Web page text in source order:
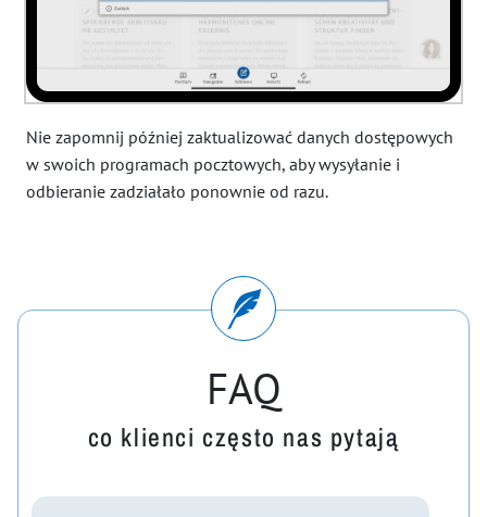
Nie zapomnij później zaktualizować danych dostępowych
w swoich programach pocztowych, aby wysyłanie i
odbieranie zadziałało ponownie od razu.
FAQ
co klienci często nas pytają